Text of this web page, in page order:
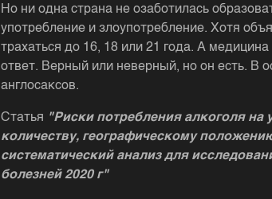
Но ни одна страна не озаботилась
употребление и злоупотребление. Хотя
трахаться до 16, 18 или 21 года. А
ответ. Верный или неверный, но он есть. В
англосаксов.
Статья "Риски потребления алкоголя на
количеству, географическому
систематический анализ для
болезней 2020 г"